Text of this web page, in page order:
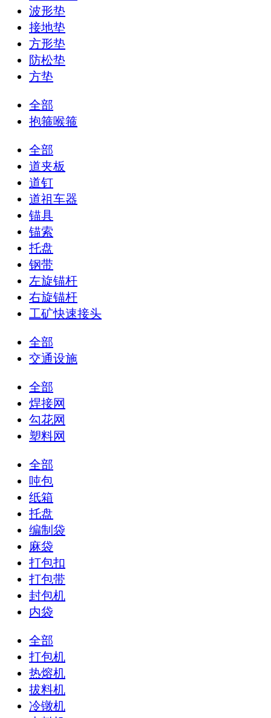
波形垫
接地垫
方形垫
防松垫
方垫
全部
抱箍喉箍
全部
道夹板
道钉
道祖车器
锚具
锚索
托盘
钢带
左旋锚杆
右旋锚杆
工矿快速接头
全部
交通设施
全部
焊接网
勾花网
塑料网
全部
吨包
纸箱
托盘
编制袋
麻袋
打包扣
打包带
封包机
内袋
全部
打包机
热熔机
拔料机
冷镦机